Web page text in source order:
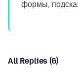
All Replies (6)